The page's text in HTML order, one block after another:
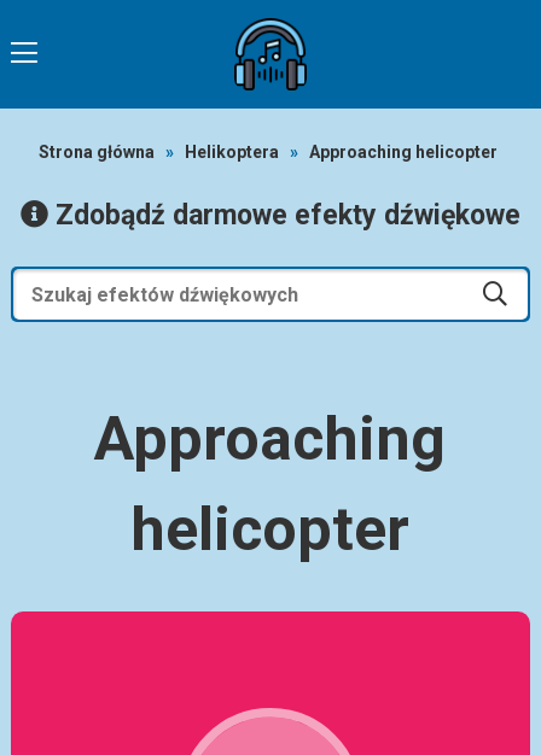
Strona główna » Helikoptera » Approaching helicopter
Zdobądź darmowe efekty dźwiękowe
Approaching
helicopter